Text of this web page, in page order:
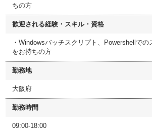
ちの方
歓迎される経験・スキル・資格
・Windowsバッチスクリプト、Powershellで
をお持ちの方
勤務地
大阪府
勤務時間
09:00-18:00